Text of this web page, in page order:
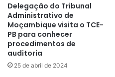
Delegação do Tribunal
Administrativo de
Moçambique visita o TCE-
PB para conhecer
procedimentos de
auditoria
25 de abril de 2024